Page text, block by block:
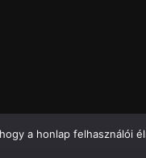
a honlap felhasználói